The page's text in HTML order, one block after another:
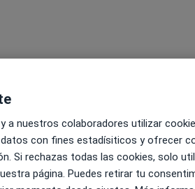
Ver teléfono
a nuestros colaboradores utilizar
con fines estadísiticos y ofrecer
Si rechazas todas las cookies, solo
página. Puedes retirar tu